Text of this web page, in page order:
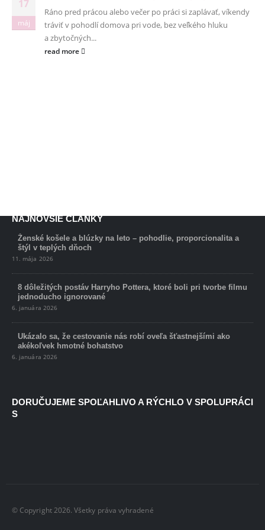
17
máj
Ráno pred prácou alebo večer po práci si zaplávať, víkendy
tráviť v pohodlí domova pri vode, bez veľkého hluku
a zbytočných...
read more
Pon - Pia/ 9:00 - 15:00
NAJNOVŠIE ČLÁNKY
Ženské košele a blúzky na leto – pohodlie, proporcionalita a
štýl v teplých dňoch
11. mája 2026
8 dôležitých postáv Harryho Pottera, ktoré boli pri tvorbe filmu
jednoducho ignorované
6. januára 2026
Ukázalo sa, že cestovanie nás robí oveľa šťastnejšími ako
akékoľvek hmotné bohatstvo
6. januára 2026
DORUČUJEME SPOĽAHLIVO A RÝCHLO V SPOLUPRÁCI
S
© Copyright 2026. Všetky práva vyhradené